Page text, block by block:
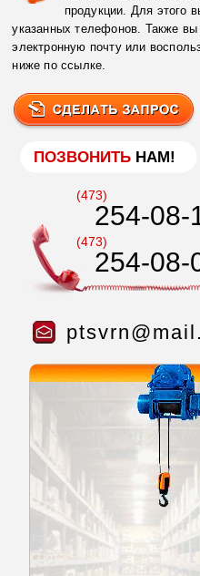
продукции. Для этого
указанных телефонов. Также
электронную почту или
ниже по ссылке.
ПОЗВОНИТЬ НАМ!
(473)
254-08-
(473)
254-08-